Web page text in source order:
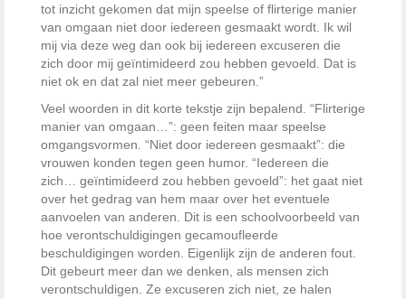
tot inzicht gekomen dat mijn speelse of flirterige manier
van omgaan niet door iedereen gesmaakt wordt. Ik wil
mij via deze weg dan ook bij iedereen excuseren die
zich door mij geïntimideerd zou hebben gevoeld. Dat is
niet ok en dat zal niet meer gebeuren.”
Veel woorden in dit korte tekstje zijn bepalend. “Flirterige
manier van omgaan…”: geen feiten maar speelse
omgangsvormen. “Niet door iedereen gesmaakt”: die
vrouwen konden tegen geen humor. “Iedereen die
zich… geïntimideerd zou hebben gevoeld”: het gaat niet
over het gedrag van hem maar over het eventuele
aanvoelen van anderen. Dit is een schoolvoorbeeld van
hoe verontschuldigingen gecamoufleerde
beschuldigingen worden. Eigenlijk zijn de anderen fout.
Dit gebeurt meer dan we denken, als mensen zich
verontschuldigen. Ze excuseren zich niet, ze halen